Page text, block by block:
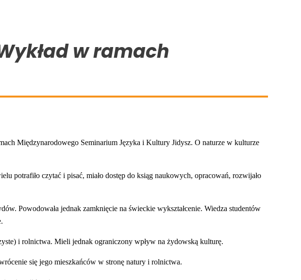
w ramach
Międzynarodowego Seminarium Języka i Kultury Jidysz. O naturze w kulturze
potrafiło czytać i pisać, miało dostęp do ksiąg naukowych, opracowań, rozwijało
Powodowała jednak zamknięcie na świeckie wykształcenie. Wiedza studentów
i rolnictwa. Mieli jednak ograniczony wpływ na żydowską kulturę.
się jego mieszkańców w stronę natury i rolnictwa.